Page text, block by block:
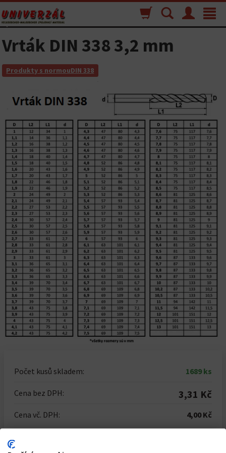
Toggle
Menu
Vyhľadávanie
Nákupný
košík
Vrták DIN 338 3,2 mm
Produkty s normouDIN 338
Počet kusů skladem: 1689 ks
Cena bez DPH: 3,31 Kč
Cena vč. DPH: 4,00 Kč
Počet kusů